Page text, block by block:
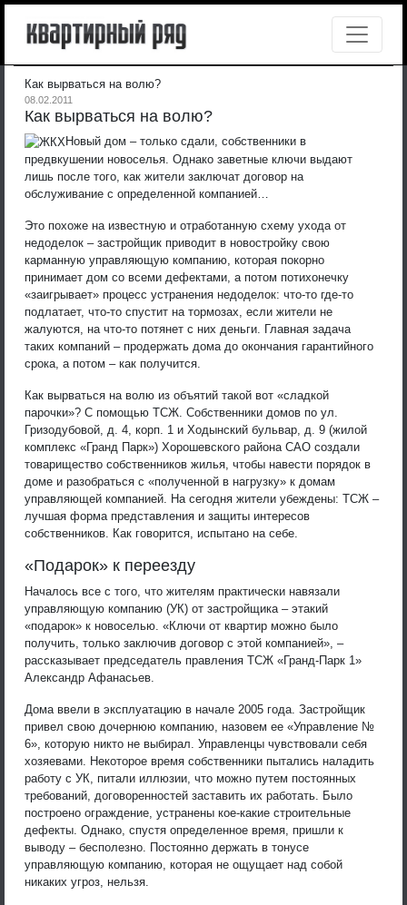
Как вырваться на волю?
08.02.2011
Как вырваться на волю?
Новый дом – только сдали, собственники в
предвкушении новоселья. Однако заветные ключи выдают
лишь после того, как жители заключат договор на
обслуживание с определенной компанией…
Это похоже на известную и отработанную схему ухода от
недоделок – застройщик приводит в новостройку свою
карманную управляющую компанию, которая покорно
принимает дом со всеми дефектами, а потом потихонечку
«заигрывает» процесс устранения недоделок: что-то где-то
подлатает, что-то спустит на тормозах, если жители не
жалуются, на что-то потянет с них деньги. Главная задача
таких компаний – продержать дома до окончания гарантийного
срока, а потом – как получится.
Как вырваться на волю из объятий такой вот «сладкой
парочки»? С помощью ТСЖ. Собственники домов по ул.
Гризодубовой, д. 4, корп. 1 и Ходынский бульвар, д. 9 (жилой
комплекс «Гранд Парк») Хорошевского района САО создали
товарищество собственников жилья, чтобы навести порядок в
доме и разобраться с «полученной в нагрузку» к домам
управляющей компанией. На сегодня жители убеждены: ТСЖ –
лучшая форма представления и защиты интересов
собственников. Как говорится, испытано на себе.
«Подарок» к переезду
Началось все с того, что жителям практически навязали
управляющую компанию (УК) от застройщика – этакий
«подарок» к новоселью. «Ключи от квартир можно было
получить, только заключив договор с этой компанией», –
рассказывает председатель правления ТСЖ «Гранд-Парк 1»
Александр Афанасьев.
Дома ввели в эксплуатацию в начале 2005 года. Застройщик
привел свою дочернюю компанию, назовем ее «Управление №
6», которую никто не выбирал. Управленцы чувствовали себя
хозяевами. Некоторое время собственники пытались наладить
работу с УК, питали иллюзии, что можно путем постоянных
требований, договоренностей заставить их работать. Было
построено ограждение, устранены кое-какие строительные
дефекты. Однако, спустя определенное время, пришли к
выводу – бесполезно. Постоянно держать в тонусе
управляющую компанию, которая не ощущает над собой
никаких угроз, нельзя.